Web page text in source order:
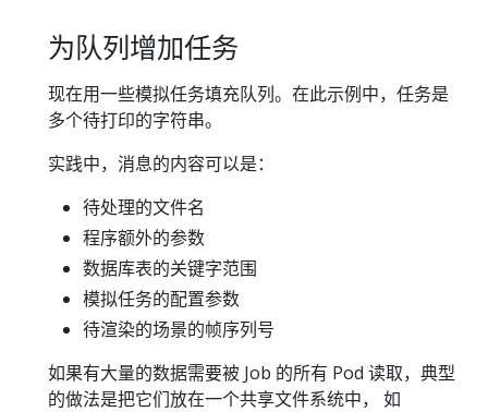
为队列增加任务
现在用一些模拟任务填充队列。在此示例中，任务是
多个待打印的字符串。
实践中，消息的内容可以是：
待处理的文件名
程序额外的参数
数据库表的关键字范围
模拟任务的配置参数
待渲染的场景的帧序列号
如果有大量的数据需要被 Job 的所有 Pod 读取，典型
的做法是把它们放在一个共享文件系统中， 如